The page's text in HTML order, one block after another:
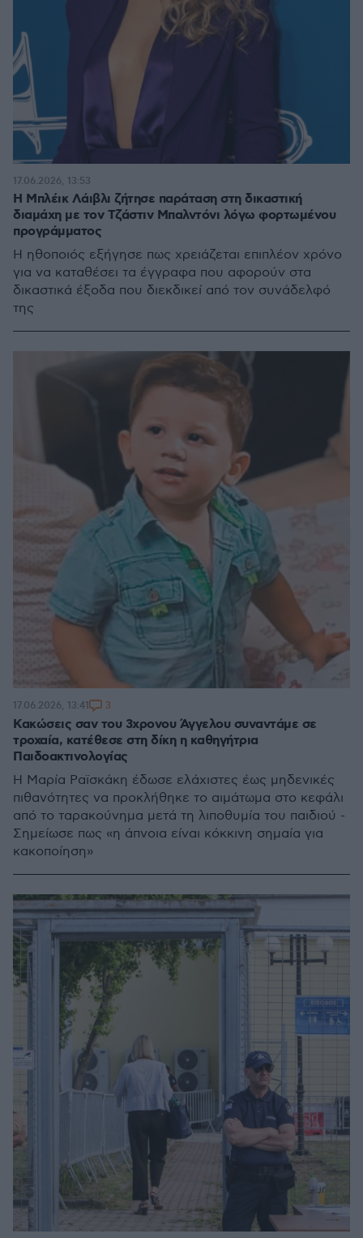
Η Μπλέικ Λάιβλι ζήτησε παράταση στη δικαστική
διαμάχη με τον Τζάστιν Μπαλντόνι λόγω φορτωμένου
προγράμματος
Η ηθοποιός εξήγησε πως χρειάζεται επιπλέον χρόνο
για να καταθέσει τα έγγραφα που αφορούν στα
δικαστικά έξοδα που διεκδικεί από τον συνάδελφό
της
17.06.2026, 13:53
Κακώσεις σαν του 3χρονου Άγγελου συναντάμε σε
τροχαία, κατέθεσε στη δίκη η καθηγήτρια
Παιδοακτινολογίας
Η Μαρία Ραϊσκάκη έδωσε ελάχιστες έως μηδενικές
πιθανότητες να προκλήθηκε το αιμάτωμα στο κεφάλι
από το ταρακούνημα μετά τη λιποθυμία του παιδιού -
Σημείωσε πως «η άπνοια είναι κόκκινη σημαία για
κακοποίηση»
17.06.2026, 13:41 3